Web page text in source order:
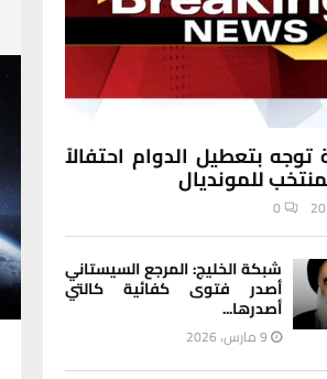
توجه بتعطيل الدوام احتفالاً
للمونديال
0
شبكة الخليج: المرجع السيستاني
أصدر فتوى كفائية كالتي
أصدرها...
9 مارس، 2026